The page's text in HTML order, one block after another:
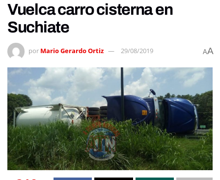
Vuelca carro cisterna en
Suchiate
por Mario Gerardo Ortiz 29/08/2019 AA